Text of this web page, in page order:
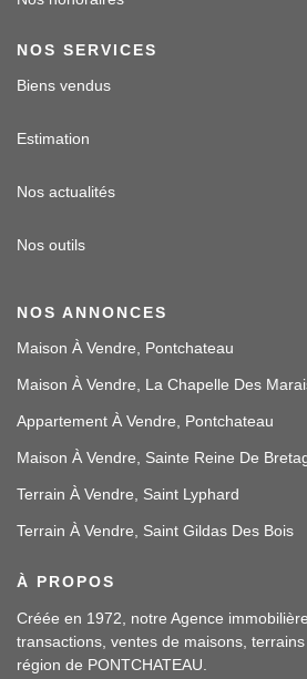
NOS SERVICES
Biens vendus
Estimation
Nos actualités
Nos outils
NOS ANNONCES
Maison À Vendre, Pontchateau
Maison À Vendre, La Chapelle Des
Appartement À Vendre, Pontchateau
Maison À Vendre, Sainte Reine De
Terrain À Vendre, Saint Lyphard
Terrain À Vendre, Saint Gildas Des Bois
À PROPOS
Créée en 1972, notre Agence
transactions, ventes de maisons,
région de PONTCHATEAU.